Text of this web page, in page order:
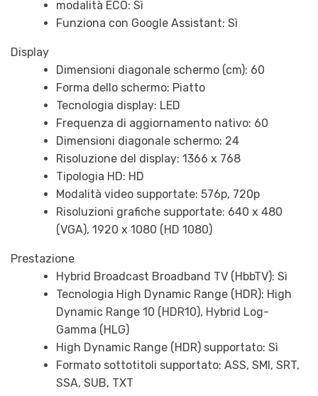
modalità ECO: Sì
Funziona con Google Assistant: Sì
Display
Dimensioni diagonale schermo (cm): 60
Forma dello schermo: Piatto
Tecnologia display: LED
Frequenza di aggiornamento nativo: 60
Dimensioni diagonale schermo: 24
Risoluzione del display: 1366 x 768
Tipologia HD: HD
Modalità video supportate: 576p, 720p
Risoluzioni grafiche supportate: 640 x 480
(VGA), 1920 x 1080 (HD 1080)
Prestazione
Hybrid Broadcast Broadband TV (HbbTV): Sì
Tecnologia High Dynamic Range (HDR): High
Dynamic Range 10 (HDR10), Hybrid Log-
Gamma (HLG)
High Dynamic Range (HDR) supportato: Sì
Formato sottotitoli supportato: ASS, SMI, SRT,
SSA, SUB, TXT